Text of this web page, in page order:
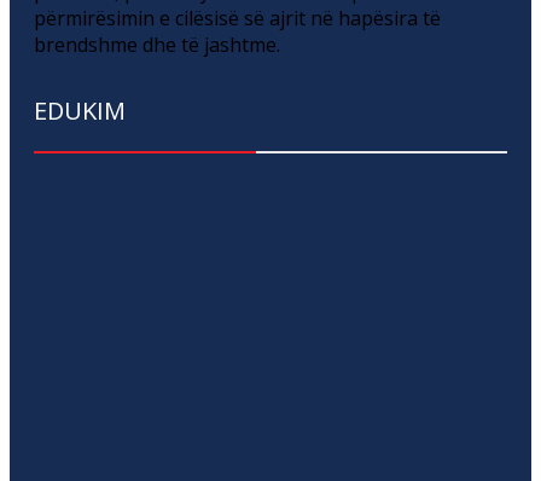
përmirësimin e cilësisë së ajrit në hapësira të
brendshme dhe të jashtme.
EDUKIM